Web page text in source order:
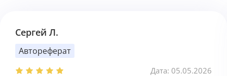
Сергей Л.
Автореферат
Дата: 05.05.2026